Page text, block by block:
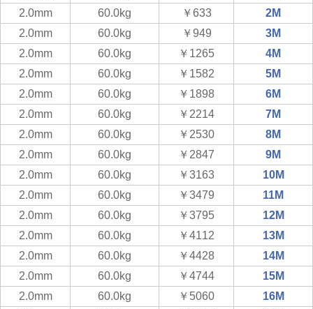
2.0mm
60.0kg ￥633
2M
2.0mm
60.0kg ￥949
3M
2.0mm
60.0kg ￥1265
4M
2.0mm
60.0kg ￥1582
5M
2.0mm
60.0kg ￥1898
6M
2.0mm
60.0kg ￥2214
7M
2.0mm
60.0kg ￥2530
8M
2.0mm
60.0kg ￥2847
9M
2.0mm
60.0kg ￥3163
10M
2.0mm
60.0kg ￥3479
11M
2.0mm
60.0kg ￥3795
12M
2.0mm
60.0kg ￥4112
13M
2.0mm
60.0kg ￥4428
14M
2.0mm
60.0kg ￥4744
15M
2.0mm
60.0kg ￥5060
16M